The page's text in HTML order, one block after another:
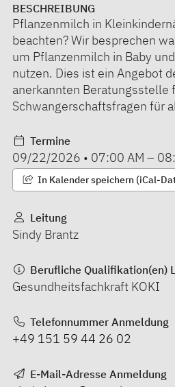
BESCHREIBUNG
Pflanzenmilch in
beachten? Wir besprechen
um Pflanzenmilch in Baby
nutzen. Dies ist ein Angebot
anerkannten Beratungsstelle
Schwangerschaftsfragen für
Termine
09/22/2026 • 07:00 AM –
In Kalender speichern (iCal-
Leitung
Sindy Brantz
Berufliche Qualifikation(en)
Gesundheitsfachkraft KOKI
Telefonnummer Anmeldung
+49 151 59 44 26 02
E-Mail-Adresse Anmeldung